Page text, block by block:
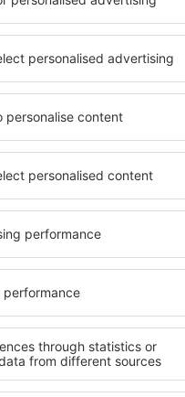
Park
- Regionen
Alpes-Côte d’Azur
les-Allues
Unterkunft in Sal